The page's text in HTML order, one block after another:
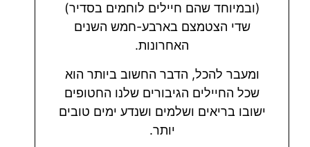
(ובמיוחד שהם חיילים לוחמים בסדיר)
שדי הצטמצם בארבע-חמש השנים
האחרונות.
ומעבר להכל, הדבר החשוב ביותר הוא
שכל החיילים הגיבורים שלנו החטופים
ישובו בריאים ושלמים ושנדע ימים טובים
יותר.